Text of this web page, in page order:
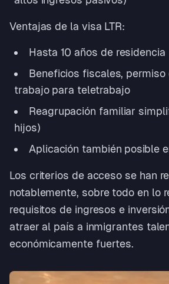
Ventajas de la visa LTR:
Hasta 10 años de residencia
Beneficios fiscales, permiso
trabajo para teletrabajo
Reagrupación familiar
hijos)
Aplicación también posible
Los criterios de acceso se han
notablemente, sobre todo en lo
requisitos de ingresos e
atraer al país a inmigrantes
económicamente fuertes.